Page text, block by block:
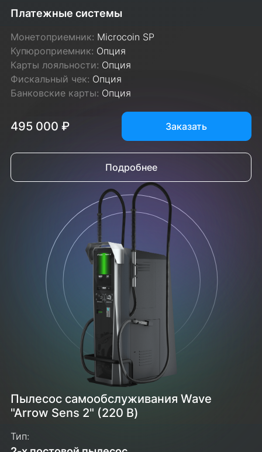
Платежные системы
Монетоприемник: Microcoin SP
Купюроприемник: Опция
Карты лояльности: Опция
Фискальный чек: Опция
Банковские карты: Опция
495 000 ₽ Заказать
Подробнее
Пылесос самообслуживания Wave
"Arrow Sens 2" (220 В)
Тип: